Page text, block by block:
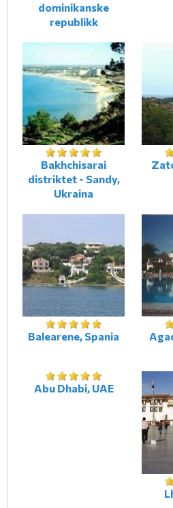
dominikanske
republikk
Bakhchisarai
distriktet - Sandy,
Ukraina
Balearene, Spania
Abu Dhabi, UAE